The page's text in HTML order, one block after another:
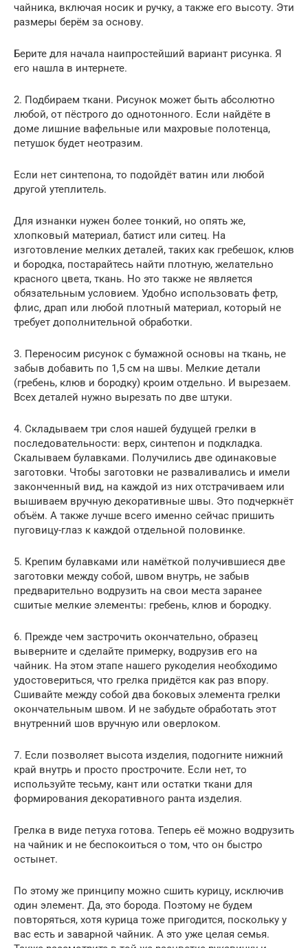
чайника, включая носик и ручку, а также его высоту. Эти
размеры берём за основу.
Берите для начала наипростейший вариант рисунка. Я
его нашла в интернете.
2. Подбираем ткани. Рисунок может быть абсолютно
любой, от пёстрого до однотонного. Если найдёте в
доме лишние вафельные или махровые полотенца,
петушок будет неотразим.
Если нет синтепона, то подойдёт ватин или любой
другой утеплитель.
Для изнанки нужен более тонкий, но опять же,
хлопковый материал, батист или ситец. На
изготовление мелких деталей, таких как гребешок, клюв
и бородка, постарайтесь найти плотную, желательно
красного цвета, ткань. Но это также не является
обязательным условием. Удобно использовать фетр,
флис, драп или любой плотный материал, который не
требует дополнительной обработки.
3. Переносим рисунок с бумажной основы на ткань, не
забыв добавить по 1,5 см на швы. Мелкие детали
(гребень, клюв и бородку) кроим отдельно. И вырезаем.
Всех деталей нужно вырезать по две штуки.
4. Складываем три слоя нашей будущей грелки в
последовательности: верх, синтепон и подкладка.
Скалываем булавками. Получились две одинаковые
заготовки. Чтобы заготовки не разваливались и имели
законченный вид, на каждой из них отстрачиваем или
вышиваем вручную декоративные швы. Это подчеркнёт
объём. А также лучше всего именно сейчас пришить
пуговицу-глаз к каждой отдельной половинке.
5. Крепим булавками или намёткой получившиеся две
заготовки между собой, швом внутрь, не забыв
предварительно водрузить на свои места заранее
сшитые мелкие элементы: гребень, клюв и бородку.
6. Прежде чем застрочить окончательно, образец
выверните и сделайте примерку, водрузив его на
чайник. На этом этапе нашего рукоделия необходимо
удостовериться, что грелка придётся как раз впору.
Сшивайте между собой два боковых элемента грелки
окончательным швом. И не забудьте обработать этот
внутренний шов вручную или оверлоком.
7. Если позволяет высота изделия, подогните нижний
край внутрь и просто прострочите. Если нет, то
используйте тесьму, кант или остатки ткани для
формирования декоративного ранта изделия.
Грелка в виде петуха готова. Теперь её можно водрузить
на чайник и не беспокоиться о том, что он быстро
остынет.
По этому же принципу можно сшить курицу, исключив
один элемент. Да, это борода. Поэтому не будем
повторяться, хотя курица тоже пригодится, поскольку у
вас есть и заварной чайник. А это уже целая семья.